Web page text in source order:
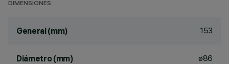
DIMENSIONES
General (mm) 153
Diámetro (mm) ø86